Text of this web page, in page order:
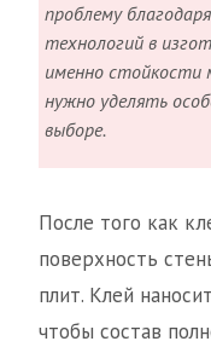
проблему
технологий в
именно стойкости
нужно уделять
выборе.
После того как
поверхность
плит. Клей
чтобы состав